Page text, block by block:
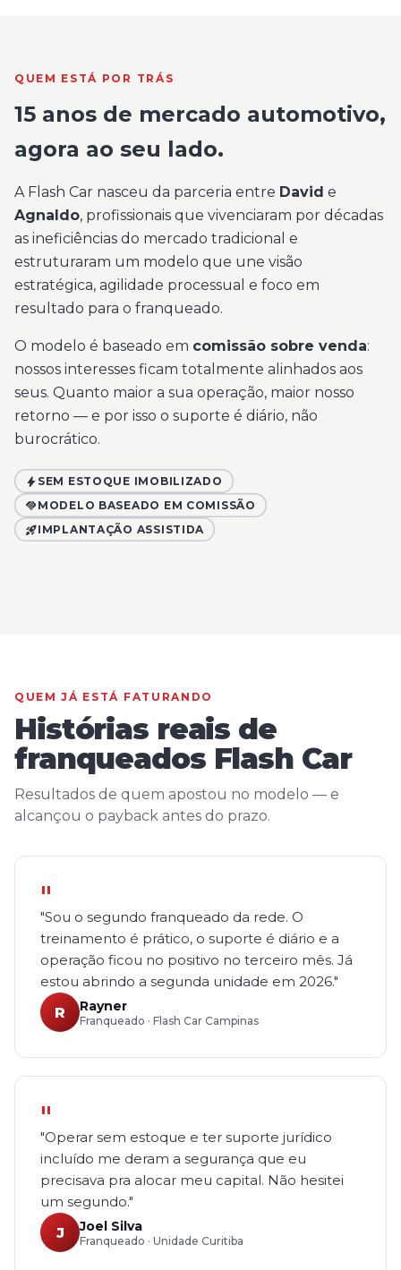
QUEM ESTÁ POR TRÁS
15 anos de mercado automotivo,
agora ao seu lado.
A Flash Car nasceu da parceria entre David e
Agnaldo, profissionais que vivenciaram por décadas
as ineficiências do mercado tradicional e
estruturaram um modelo que une visão
estratégica, agilidade processual e foco em
resultado para o franqueado.
O modelo é baseado em comissão sobre venda:
nossos interesses ficam totalmente alinhados aos
seus. Quanto maior a sua operação, maior nosso
retorno — e por isso o suporte é diário, não
burocrático.
bolt SEM ESTOQUE IMOBILIZADO
handshake MODELO BASEADO EM COMISSÃO
rocket_launchIMPLANTAÇÃO ASSISTIDA
15+ anos
DE MERCADO AUTOMOTIVO
QUEM JÁ ESTÁ FATURANDO
Histórias reais de
franqueados Flash Car
Resultados de quem apostou no modelo — e
alcançou o payback antes do prazo.
"
"Sou o segundo franqueado da rede. O
treinamento é prático, o suporte é diário e a
operação ficou no positivo no terceiro mês. Já
estou abrindo a segunda unidade em 2026."
R
Rayner
Franqueado · Flash Car Campinas
"
"Operar sem estoque e ter suporte jurídico
incluído me deram a segurança que eu
precisava pra alocar meu capital. Não hesitei
um segundo."
J
Joel Silva
Franqueado · Unidade Curitiba